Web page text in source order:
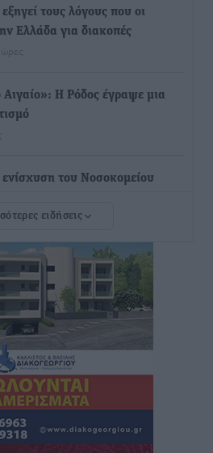
τους λόγους που οι
Ελλάδα για διακοπές
Αιγαίο»: Η Ρόδος έγραψε μια
του Νοσοκομείου
Γεωργιάδης
προς Α. Γεωργιάδη:
για την Ενίσχυση της
Νησιωτική Ελλάδα και στα
ώρες
για την παρθενική
ειδήσεις